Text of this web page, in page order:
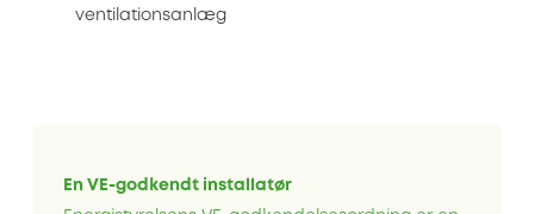
ventilationsanlæg
En VE-godkendt installatør